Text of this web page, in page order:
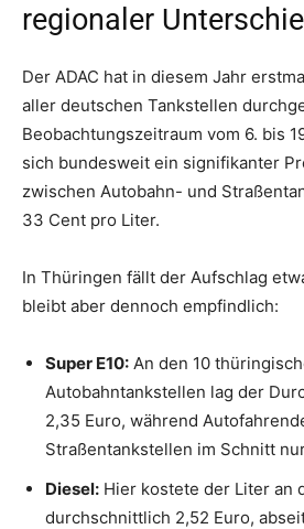
regionaler
Der ADAC hat in diesem Jahr
aller deutschen Tankstellen
Beobachtungszeitraum vom 6. bis
sich bundesweit ein signifikanter
zwischen Autobahn- und
33 Cent pro Liter.
In Thüringen fällt der Aufschlag
bleibt aber dennoch empfindlich:
Super E10: An den 10
Autobahntankstellen lag der
2,35 Euro, während
Straßentankstellen im Schnitt
Diesel: Hier kostete der Liter an
durchschnittlich 2,52 Euro,